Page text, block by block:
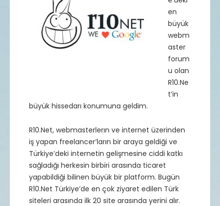
en
büyük
webm
aster
forum
u olan
R10.Ne
t’in
büyük hissedarı konumuna geldim.
R10.Net, webmasterlerın ve internet üzerinden
iş yapan freelancer’ların bir araya geldiği ve
Türkiye’deki internetin gelişmesine ciddi katkı
sağladığı herkesin birbiri arasında ticaret
yapabildiği bilinen büyük bir platform. Bugün
R10.Net Türkiye’de en çok ziyaret edilen Türk
siteleri arasında ilk 20 site arasında yerini alır.